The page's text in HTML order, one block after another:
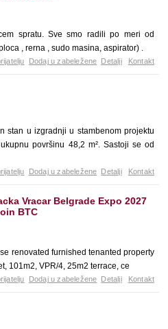
spratu. Sve smo radili po meri od
, rerna , sudo masina, aspirator) .
Dodaj u zabeležene Detalji Kontakt
stan u izgradnji u stambenom projektu
površinu 48,2 m². Sastoji se od
Dodaj u zabeležene Detalji Kontakt
Vracar Belgrade Expo 2027
BTC
renovated furnished tenanted property
101m2, VPR/4, 25m2 terrace, ce
Dodaj u zabeležene Detalji Kontakt